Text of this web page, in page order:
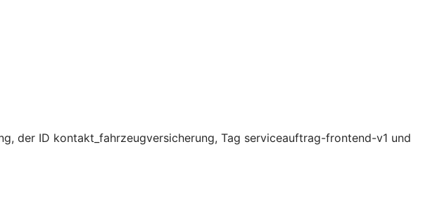
der ID kontakt_fahrzeugversicherung, Tag serviceauftrag-frontend-v1 und